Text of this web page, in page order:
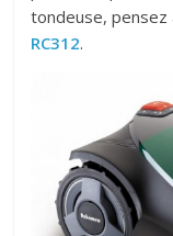
tondeuse,
RC312.